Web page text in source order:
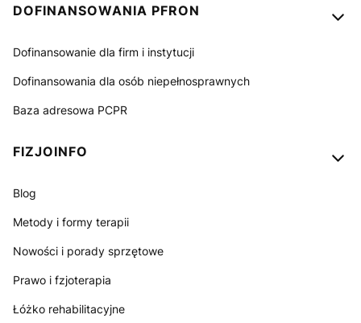
Linki w stopce
DOFINANSOWANIA PFRON
Dofinansowanie dla firm i instytucji
Dofinansowania dla osób niepełnosprawnych
Baza adresowa PCPR
FIZJOINFO
Blog
Metody i formy terapii
Nowości i porady sprzętowe
Prawo i fzjoterapia
Łóżko rehabilitacyjne